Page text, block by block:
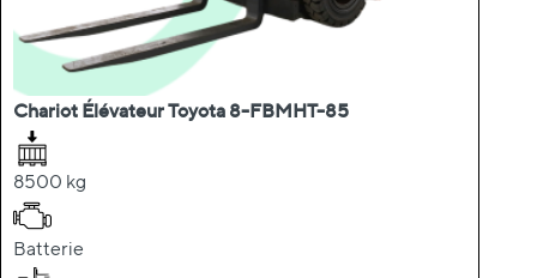
Chariot Élévateur Toyota 8-FBMHT-85
8500 kg
Batterie